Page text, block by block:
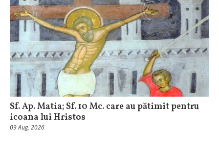
Sf. Ap. Matia; Sf. 10 Mc. care au pătimit pentru
icoana lui Hristos
09 Aug, 2026